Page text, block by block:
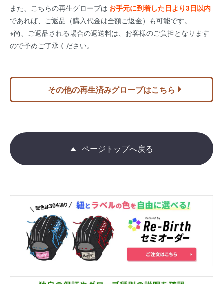
また、こちらの再生グローブは お手元に到着した日より3日以内
であれば、ご返品（購入代金は全額ご返金）も可能です。
※尚、ご返品される場合の返送料は、お客様のご負担となります
ので予めご了承ください。
その他の再生済みグローブはこちら
ページトップへ戻る